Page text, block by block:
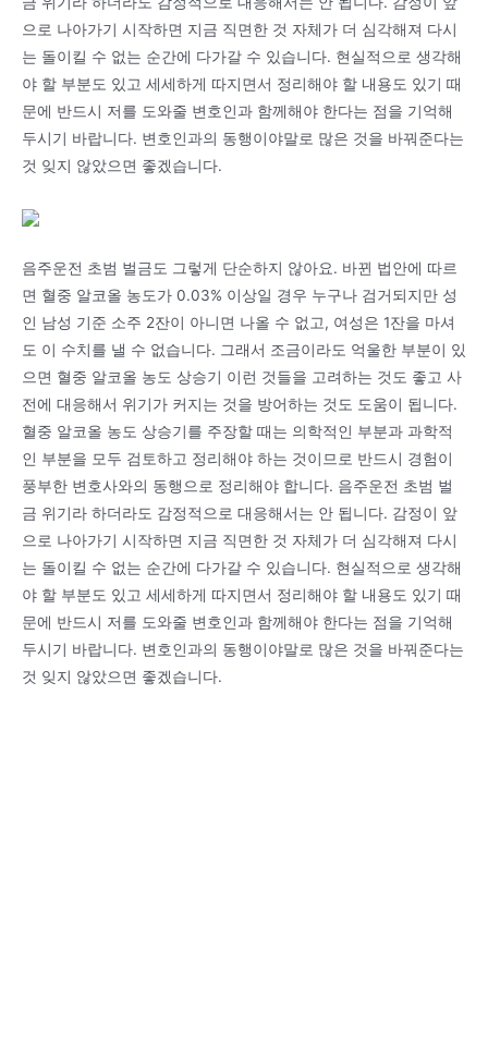
으로 나아가기 시작하면 지금 직면한 것 자체가 더 심각해져 다시
는 돌이킬 수 없는 순간에 다가갈 수 있습니다. 현실적으로 생각해
야 할 부분도 있고 세세하게 따지면서 정리해야 할 내용도 있기 때
문에 반드시 저를 도와줄 변호인과 함께해야 한다는 점을 기억해
두시기 바랍니다. 변호인과의 동행이야말로 많은 것을 바꿔준다는
것 잊지 않았으면 좋겠습니다.
음주운전 초범 벌금도 그렇게 단순하지 않아요. 바뀐 법안에 따르
면 혈중 알코올 농도가 0.03% 이상일 경우 누구나 검거되지만 성
인 남성 기준 소주 2잔이 아니면 나올 수 없고, 여성은 1잔을 마셔
도 이 수치를 낼 수 없습니다. 그래서 조금이라도 억울한 부분이 있
으면 혈중 알코올 농도 상승기 이런 것들을 고려하는 것도 좋고 사
전에 대응해서 위기가 커지는 것을 방어하는 것도 도움이 됩니다.
혈중 알코올 농도 상승기를 주장할 때는 의학적인 부분과 과학적
인 부분을 모두 검토하고 정리해야 하는 것이므로 반드시 경험이
풍부한 변호사와의 동행으로 정리해야 합니다. 음주운전 초범 벌
금 위기라 하더라도 감정적으로 대응해서는 안 됩니다. 감정이 앞
으로 나아가기 시작하면 지금 직면한 것 자체가 더 심각해져 다시
는 돌이킬 수 없는 순간에 다가갈 수 있습니다. 현실적으로 생각해
야 할 부분도 있고 세세하게 따지면서 정리해야 할 내용도 있기 때
문에 반드시 저를 도와줄 변호인과 함께해야 한다는 점을 기억해
두시기 바랍니다. 변호인과의 동행이야말로 많은 것을 바꿔준다는
것 잊지 않았으면 좋겠습니다.